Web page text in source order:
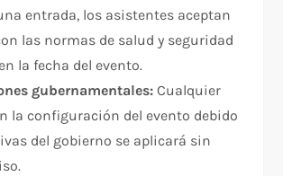
entrada, los asistentes aceptan
las normas de salud y seguridad
la fecha del evento.
gubernamentales: Cualquier
la configuración del evento debido
del gobierno se aplicará sin